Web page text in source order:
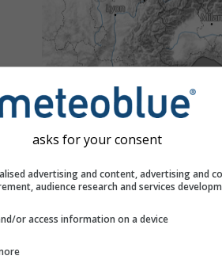
asks for your consent
advertising and content, advertising and
audience research and services
or access information on a device